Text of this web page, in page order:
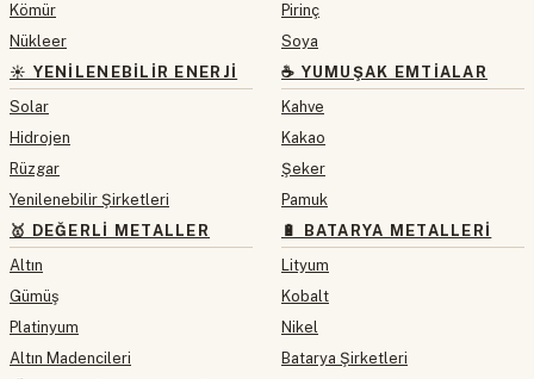
Kömür
Nükleer
☀️ YENILENEBILIR ENERJI
Solar
Hidrojen
Rüzgar
Yenilenebilir Şirketleri
🥇 DEĞERLI METALLER
Altın
Gümüş
Platinyum
Altın Madencileri
Pirinç
Soya
☕ YUMUŞAK EMTIALAR
Kahve
Kakao
Şeker
Pamuk
🔋 BATARYA METALLERI
Lityum
Kobalt
Nikel
Batarya Şirketleri